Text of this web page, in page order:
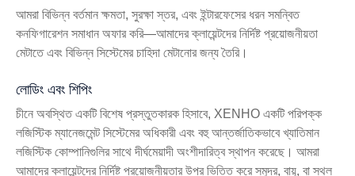
আমরা বিভিন্ন বর্তমান ক্ষমতা, সুরক্ষা স্তর, এবং ইন্টারফেসের ধরন সমন্বিত
কনফিগারেশন সমাধান অফার করি—আমাদের ক্লায়েন্টদের নির্দিষ্ট প্রয়োজনীয়তা
মেটাতে এবং বিভিন্ন সিস্টেমের চাহিদা মেটানোর জন্য তৈরি।
লোডিং এবং শিপিং
চীনে অবস্থিত একটি বিশেষ প্রস্তুতকারক হিসাবে, XENHO একটি পরিপক্ক
লজিস্টিক ম্যানেজমেন্ট সিস্টেমের অধিকারী এবং বহু আন্তর্জাতিকভাবে খ্যাতিমান
লজিস্টিক কোম্পানিগুলির সাথে দীর্ঘমেয়াদী অংশীদারিত্ব স্থাপন করেছে। আমরা
আমাদের ক্লায়েন্টদের নির্দিষ্ট প্রয়োজনীয়তার উপর ভিত্তি করে সমুদ্র, বায়ু, বা স্থল